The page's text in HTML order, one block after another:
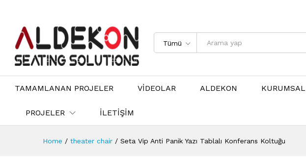
Tümü
TAMAMLANAN PROJELER VİDEOLAR ALDEKON KURUMSAL
PROJELER İLETİŞİM
Home / theater chair / Seta Vip Anti Panik Yazı Tablalı Konferans Koltuğu